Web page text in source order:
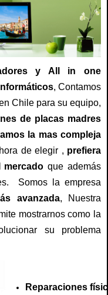
y All in one
, Contamos
Chile para su equipo,
de placas madres
la mas compleja
de elegir , prefiera
mercado que además
Somos la empresa
avanzada, Nuestra
mostrarnos como la
su problema
Reparaciones